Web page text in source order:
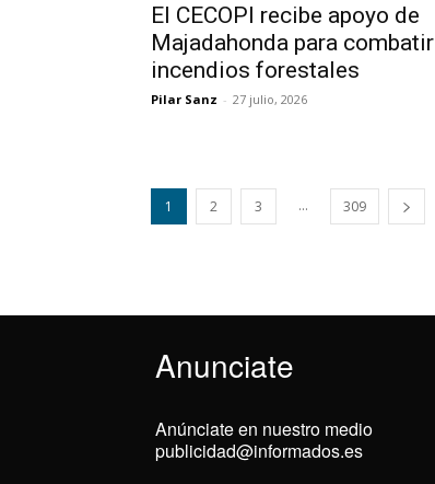
El CECOPI recibe apoyo de
Majadahonda para combatir
incendios forestales
Pilar Sanz - 27 julio, 2026
1 2 3 ... 309
Anunciate
Anúnciate en nuestro medio
publicidad@informados.es